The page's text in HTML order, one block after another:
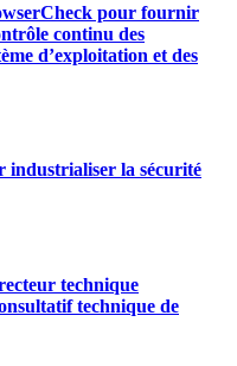
pour fournir
continu des
d’exploitation et des
industrialiser la sécurité
technique
technique de